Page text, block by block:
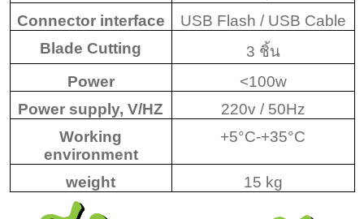
Connector interface
USB Flash / USB Cable
Blade Cutting
3 ชิ้น
Power
<100w
Power supply, V/HZ
220v / 50Hz
Working
environment
+5°C-+35°C
weight 15 kg